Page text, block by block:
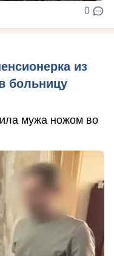
0
из
больницу
мужа ножом во